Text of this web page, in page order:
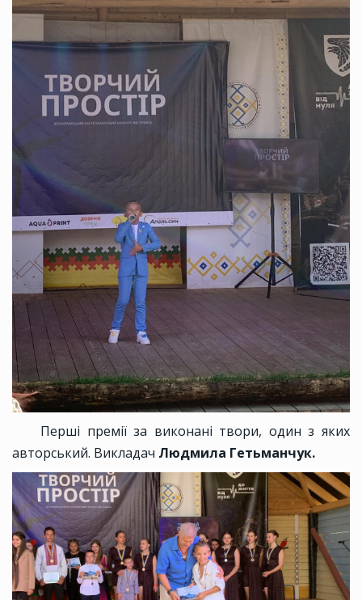
Перші премії за виконані твори, один з яких
авторський. Викладач Людмила Гетьманчук.